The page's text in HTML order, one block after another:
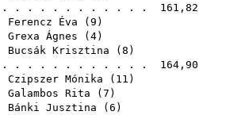
. . . . . . . . . . . . 161,82
Ferencz Éva ( 9 )
Grexa Ágnes ( 4)
Bucsák Krisztina ( 8 )
. . . . . . . . . . . . 164,90
Czipszer Mónika ( 11 )
Galambos Rita ( 7 )
Bánki Jusztina ( 6 )